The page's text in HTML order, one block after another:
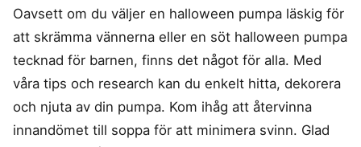
Oavsett om du väljer en halloween pumpa läskig för
att skrämma vännerna eller en söt halloween pumpa
tecknad för barnen, finns det något för alla. Med
våra tips och research kan du enkelt hitta, dekorera
och njuta av din pumpa. Kom ihåg att återvinna
innandömet till soppa för att minimera svinn. Glad